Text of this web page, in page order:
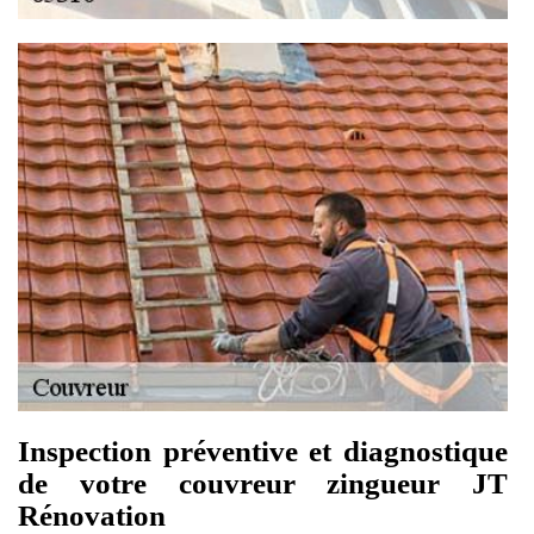
Inspection préventive et diagnostique
de votre couvreur zingueur JT
Rénovation